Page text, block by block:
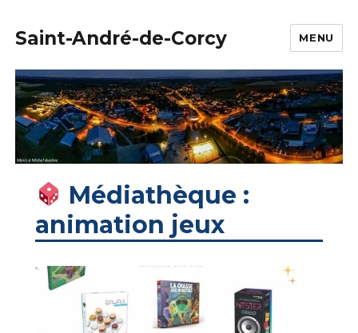
Saint-André-de-Corcy MENU
Médiathèque :
animation jeux